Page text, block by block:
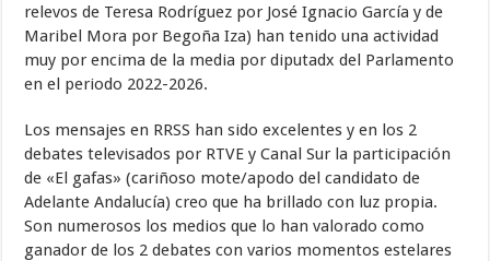
relevos de Teresa Rodríguez por José Ignacio García y de
Maribel Mora por Begoña Iza) han tenido una actividad
muy por encima de la media por diputadx del Parlamento
en el periodo 2022-2026.
Los mensajes en RRSS han sido excelentes y en los 2
debates televisados por RTVE y Canal Sur la participación
de «El gafas» (cariñoso mote/apodo del candidato de
Adelante Andalucía) creo que ha brillado con luz propia.
Son numerosos los medios que lo han valorado como
ganador de los 2 debates con varios momentos estelares